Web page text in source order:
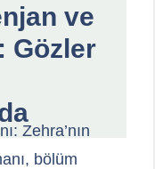
ve
Gözler
Zehra’nın
bölüm